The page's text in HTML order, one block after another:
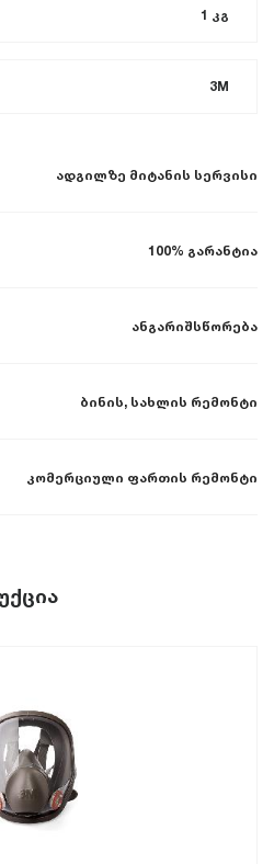
1 კგ
3M
ადგილზე მიტანის სერვისი
100% გარანტია
ანგარიშსწორება
ბინის, სახლის რემონტი
კომერციული ფართის რემონტი